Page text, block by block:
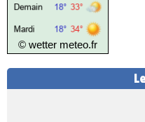
© wetter meteo.fr